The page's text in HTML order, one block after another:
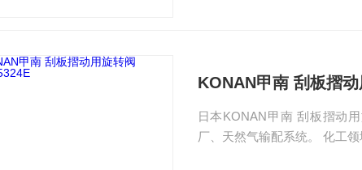
KONAN甲南 刮板摺
日本KONAN甲南 刮板摺动用旋转阀 No.5324E 成都
厂、天然气输配系统。 化工